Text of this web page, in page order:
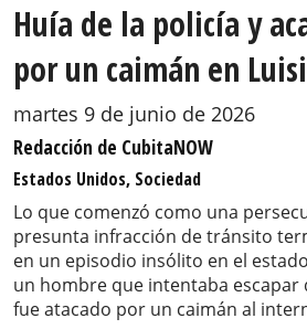
Huía de la policía y
por un caimán en
martes 9 de junio de 2026
Redacción de CubitaNOW
Estados Unidos, Sociedad
Lo que comenzó como una
presunta infracción de tránsito
en un episodio insólito en el
un hombre que intentaba escapar
fue atacado por un caimán al